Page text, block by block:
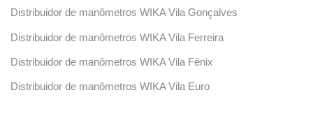
Distribuidor de manômetros WIKA Vila Gonçalves
Distribuidor de manômetros WIKA Vila Ferreira
Distribuidor de manômetros WIKA Vila Fênix
Distribuidor de manômetros WIKA Vila Euro